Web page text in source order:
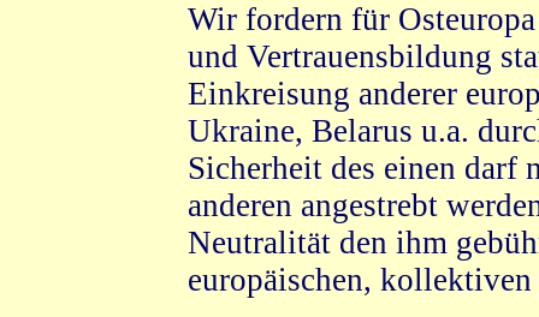
Wir fordern für
und Vertrauensbildung
Einkreisung anderer
Ukraine, Belarus u.a.
Sicherheit des einen darf
anderen angestrebt
Neutralität den ihm
europäischen,